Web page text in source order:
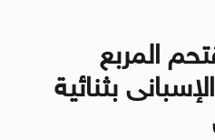
المربع
بثنائية